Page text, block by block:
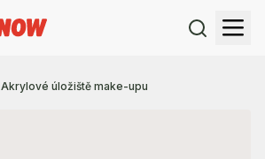
Akrylové úložiště make-upu